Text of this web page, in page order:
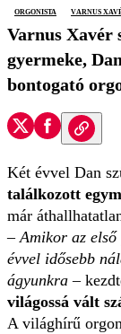
orgonista
Varnus
Varnus Xavér
gyermeke,
bontogató
Két évvel Dan
találkozott
már
–Amikor az első
évvel idősebb
ágyunkra –
világossá vált
A világhírű